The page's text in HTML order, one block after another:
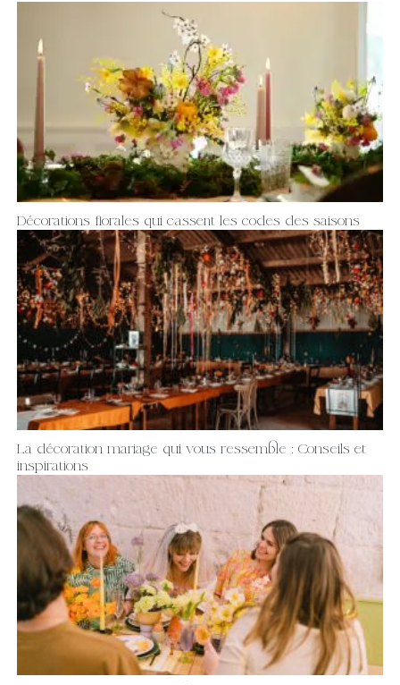
Décorations florales qui cassent les codes des saisons
La décoration mariage qui vous ressemble : Conseils et
inspirations